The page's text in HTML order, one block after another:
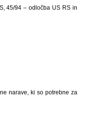
45/94 – odločba US RS in
narave, ki so potrebne za